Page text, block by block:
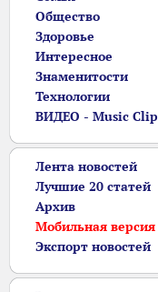
Общество
Здоровье
Интересное
Знаменитости
Технологии
ВИДЕО - Music Clip
Лента новостей
Лучшие 20 статей
Архив
Мобильная версия
Экспорт новостей